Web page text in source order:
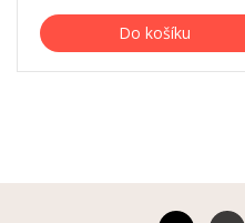
Do košíku